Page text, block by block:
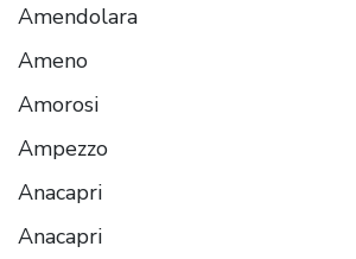
Amendolara
Ameno
Amorosi
Ampezzo
Anacapri
Anacapri